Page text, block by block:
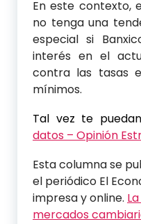
En este contexto,
no tenga una
especial si
interés en el
contra las tasas
mínimos.
Tal vez te
datos – Opinión
Esta columna se
el periódico El
impresa y online.
mercados